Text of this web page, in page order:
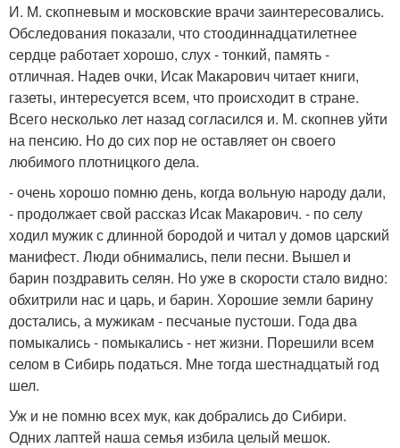
И. М. скопневым и московские врачи заинтересовались.
Обследования показали, что стоодиннадцатилетнее
сердце работает хорошо, слух - тонкий, память -
отличная. Надев очки, Исак Макарович читает книги,
газеты, интересуется всем, что происходит в стране.
Всего несколько лет назад согласился и. М. скопнев уйти
на пенсию. Но до сих пор не оставляет он своего
любимого плотницкого дела.
- очень хорошо помню день, когда вольную народу дали,
- продолжает свой рассказ Исак Макарович. - по селу
ходил мужик с длинной бородой и читал у домов царский
манифест. Люди обнимались, пели песни. Вышел и
барин поздравить селян. Но уже в скорости стало видно:
обхитрили нас и царь, и барин. Хорошие земли барину
достались, а мужикам - песчаные пустоши. Года два
помыкались - помыкались - нет жизни. Порешили всем
селом в Сибирь податься. Мне тогда шестнадцатый год
шел.
Уж и не помню всех мук, как добрались до Сибири.
Одних лаптей наша семья избила целый мешок.